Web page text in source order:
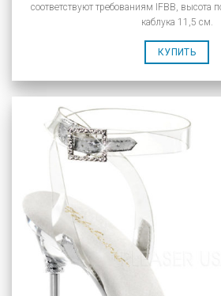
соответствуют требованиям IFBB, высота
каблука 11,5 см.
КУПИТЬ